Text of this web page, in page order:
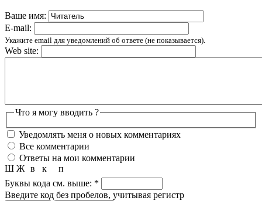
Ваше имя:
E-mail:
Укажите email для уведомлений об ответе (не показывается).
Web site:
Что я могу вводить ?
Уведомлять меня о новых комментариях
Все комментарии
Ответы на мои комментарии
Ш
п
в
Ж
к
Буквы кода см. выше: *
Введите код без пробелов, учитывая регистр